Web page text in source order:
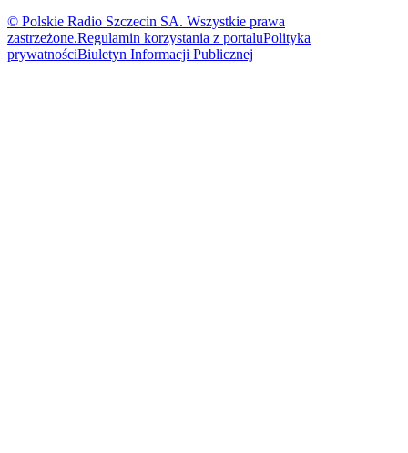
© Polskie Radio Szczecin SA. Wszystkie prawa
zastrzeżone.Regulamin korzystania z portaluPolityka
prywatnościBiuletyn Informacji Publicznej